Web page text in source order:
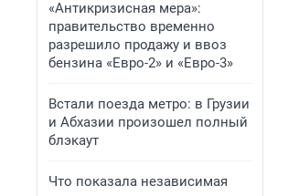
«Антикризисная мера»:
правительство временно
разрешило продажу и ввоз
бензина «Евро-2» и «Евро-3»
Встали поезда метро: в Грузии
и Абхазии произошел полный
блэкаут
Что показала независимая